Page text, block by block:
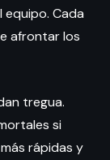
Cada
afrontar los
tregua.
si
rápidas y